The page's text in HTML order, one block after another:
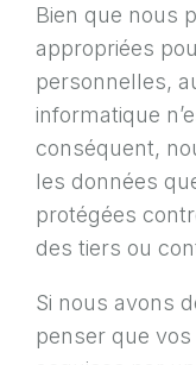
Bien que nous
appropriées
personnelles,
informatique
conséquent,
les données
protégées
des tiers ou
Si nous avons
penser que